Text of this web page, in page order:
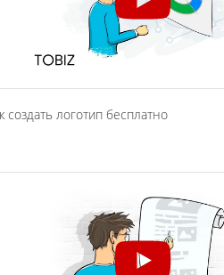
создать логотип бесплатно